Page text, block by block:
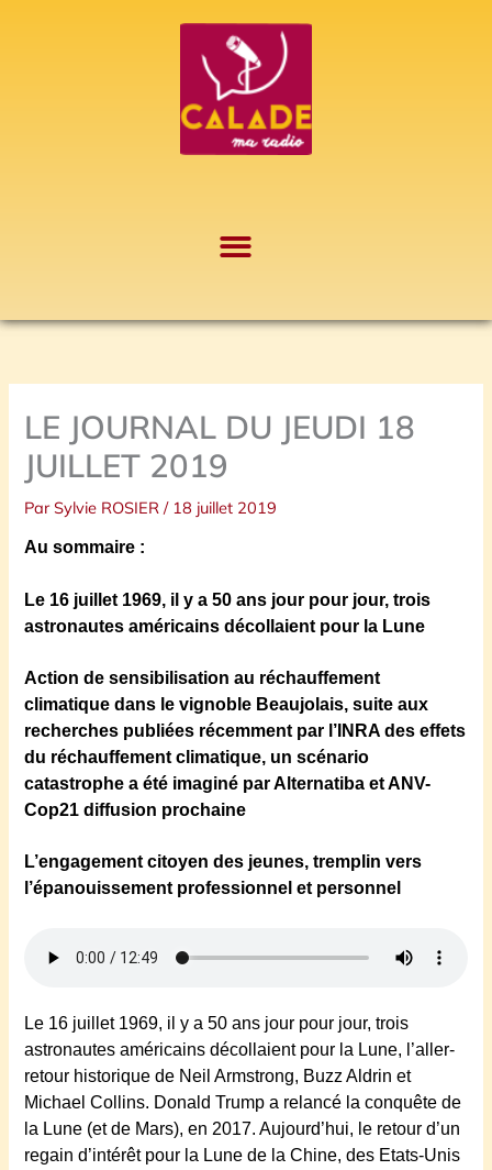
LE JOURNAL DU JEUDI 18
JUILLET 2019
ParSylvie ROSIER/ 18 juillet 2019
Au sommaire :
Le 16 juillet 1969, il y a 50 ans jour pour jour, trois
astronautes américains décollaient pour la Lune
Action de sensibilisation au réchauffement
climatique dans le vignoble Beaujolais, suite aux
recherches publiées récemment par l’INRA des effets
du réchauffement climatique, un scénario
catastrophe a été imaginé par Alternatiba et ANV-
Cop21diffusion prochaine
L’engagement citoyen des jeunes, tremplin vers
l’épanouissement professionnel et personnel
Le 16 juillet 1969, il y a 50 ans jour pour jour, trois
astronautes américains décollaient pour la Lune, l’aller-
retour historique de Neil Armstrong, Buzz Aldrin et
Michael Collins. Donald Trump a relancé la conquête de
la Lune (et de Mars), en 2017.Aujourd’hui, le retour d’un
regain d’intérêt pour la Lunede laChine, des Etats-Unis